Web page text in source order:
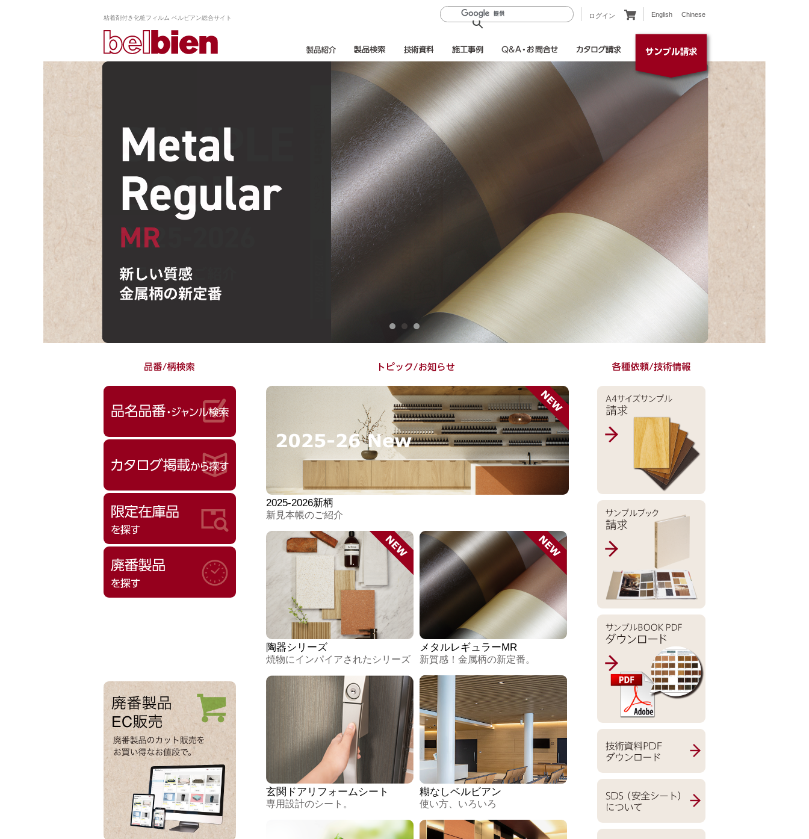
粘着剤付き化粧フィルム ベルビアン総合サイト ログイン English Chinese
2025-2026新柄
新見本帳のご紹介
陶器シリーズ
焼物にインパイアされたシリーズ
メタルレギュラーMR
新質感！金属柄の新定番。
玄関ドアリフォームシート
専用設計のシート。
糊なしベルビアン
使い方、いろいろ